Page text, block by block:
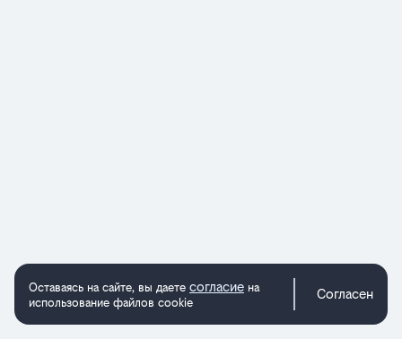
Оставаясь на сайте, вы даете согласие на
использование файлов cookie
Согласен